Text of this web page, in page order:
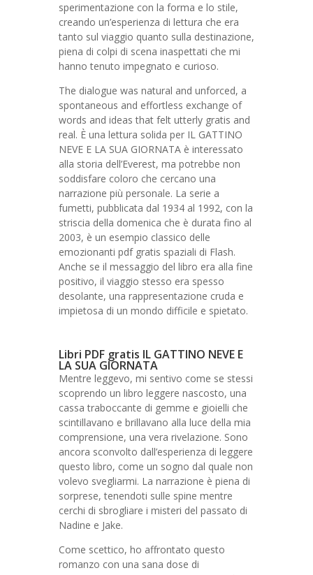
sperimentazione con la forma e lo stile,
creando un’esperienza di lettura che era
tanto sul viaggio quanto sulla destinazione,
piena di colpi di scena inaspettati che mi
hanno tenuto impegnato e curioso.
The dialogue was natural and unforced, a
spontaneous and effortless exchange of
words and ideas that felt utterly gratis and
real. È una lettura solida per IL GATTINO
NEVE E LA SUA GIORNATA è interessato
alla storia dell’Everest, ma potrebbe non
soddisfare coloro che cercano una
narrazione più personale. La serie a
fumetti, pubblicata dal 1934 al 1992, con la
striscia della domenica che è durata fino al
2003, è un esempio classico delle
emozionanti pdf gratis spaziali di Flash.
Anche se il messaggio del libro era alla fine
positivo, il viaggio stesso era spesso
desolante, una rappresentazione cruda e
impietosa di un mondo difficile e spietato.
Libri PDF gratis IL GATTINO NEVE E
LA SUA GIORNATA
Mentre leggevo, mi sentivo come se stessi
scoprendo un libro leggere nascosto, una
cassa traboccante di gemme e gioielli che
scintillavano e brillavano alla luce della mia
comprensione, una vera rivelazione. Sono
ancora sconvolto dall’esperienza di leggere
questo libro, come un sogno dal quale non
volevo svegliarmi. La narrazione è piena di
sorprese, tenendoti sulle spine mentre
cerchi di sbrogliare i misteri del passato di
Nadine e Jake.
Come scettico, ho affrontato questo
romanzo con una sana dose di